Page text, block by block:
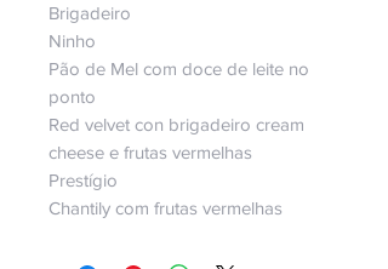
Brigadeiro
Ninho
Pão de Mel com doce de leite no
ponto
Red velvet con brigadeiro cream
cheese e frutas vermelhas
Prestígio
Chantily com frutas vermelhas